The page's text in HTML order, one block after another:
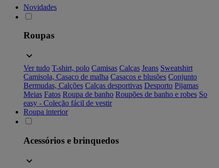
Novidades
Roupas
Ver tudo T-shirt, polo Camisas Calças Jeans Sweatshirt
Camisola, Casaco de malha Casacos e blusões Conjunto
Bermudas, Calções Calças desportivas Desporto Pijamas
Meias Fatos Roupa de banho Roupões de banho e robes So
easy - Coleção fácil de vestir
Roupa interior
Acessórios e brinquedos